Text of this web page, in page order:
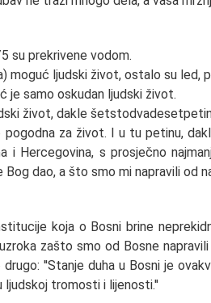
su prekrivene vodom.
moguć ljudski život, ostalo su led,
je samo oskudan ljudski život.
život, dakle
za život. I u tu petinu,
i Hercegovina, s prosječno
dao, a što smo mi napravili od
koja o Bosni brine
zašto smo od Bosne
''Stanje duha u Bosni je
ljudskoj tromosti i lijenosti.''